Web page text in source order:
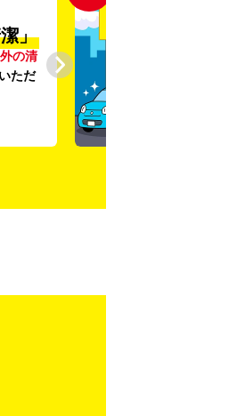
」
の清
ただ